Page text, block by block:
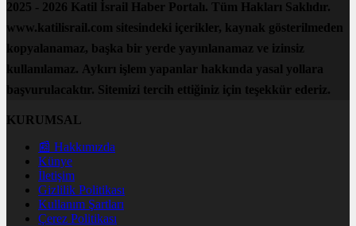
2025 - 2026 Katil İsrail Haber Portalı. Tüm Hakları Saklıdır.
www.katilisrail.com sitesindeki içerikler, kaynak gösterilmeden
kopyalanamaz, başka bir yerde yayınlanamaz ve izinsiz
kullanılamaz. Aykırı işlem yapanlar hakkında yasal yollara
başvurulacaktır. Sitemizi tercih ettiğiniz için teşekkür ederiz.
KURUMSAL
📰 Hakkımızda
Künye
İletişim
Gizlilik Politikası
Kullanım Şartları
Çerez Politikası